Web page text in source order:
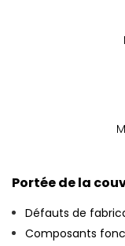
Portée de la
Défauts de
Composants